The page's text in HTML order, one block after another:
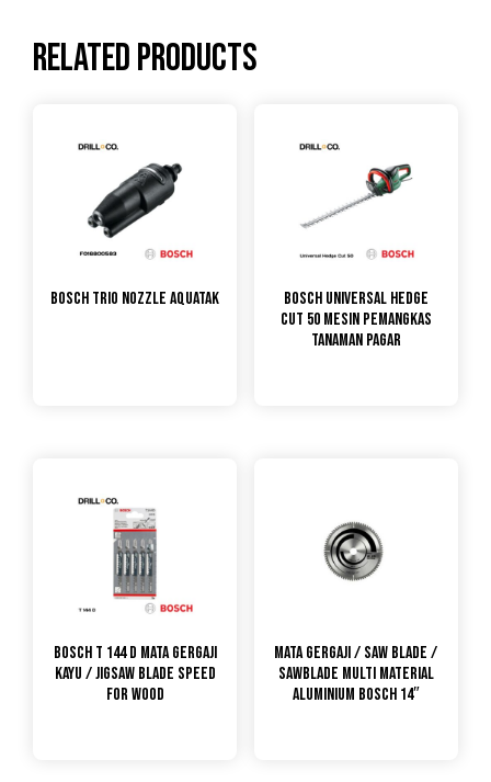
Related products
Bosch Trio Nozzle Aquatak
Bosch Universal Hedge
Cut 50 Mesin Pemangkas
Tanaman Pagar
Bosch T 144 D Mata Gergaji
Kayu / Jigsaw Blade Speed
for Wood
Mata Gergaji / Saw Blade /
Sawblade Multi Material
Aluminium Bosch 14″